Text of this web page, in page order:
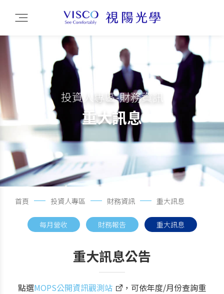
投資人專區-財務資訊
重大訊息
首頁 投資人專區 財務資訊 重大訊息
每月營收 財務報告 重大訊息
重大訊息公告
點選MOPS公開資訊觀測站
，可依年度/月份查詢重